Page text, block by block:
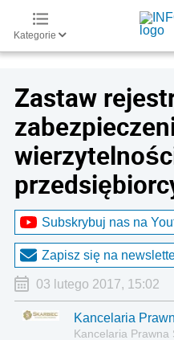
Kategorie
Zastaw
Subskrybuj nas na
Zapisz się na
03 lutego 2017, 15:02
Kancelaria
Kancelaria Prawna